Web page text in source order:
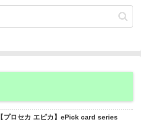
【プロセカ エピカ】ePick card series